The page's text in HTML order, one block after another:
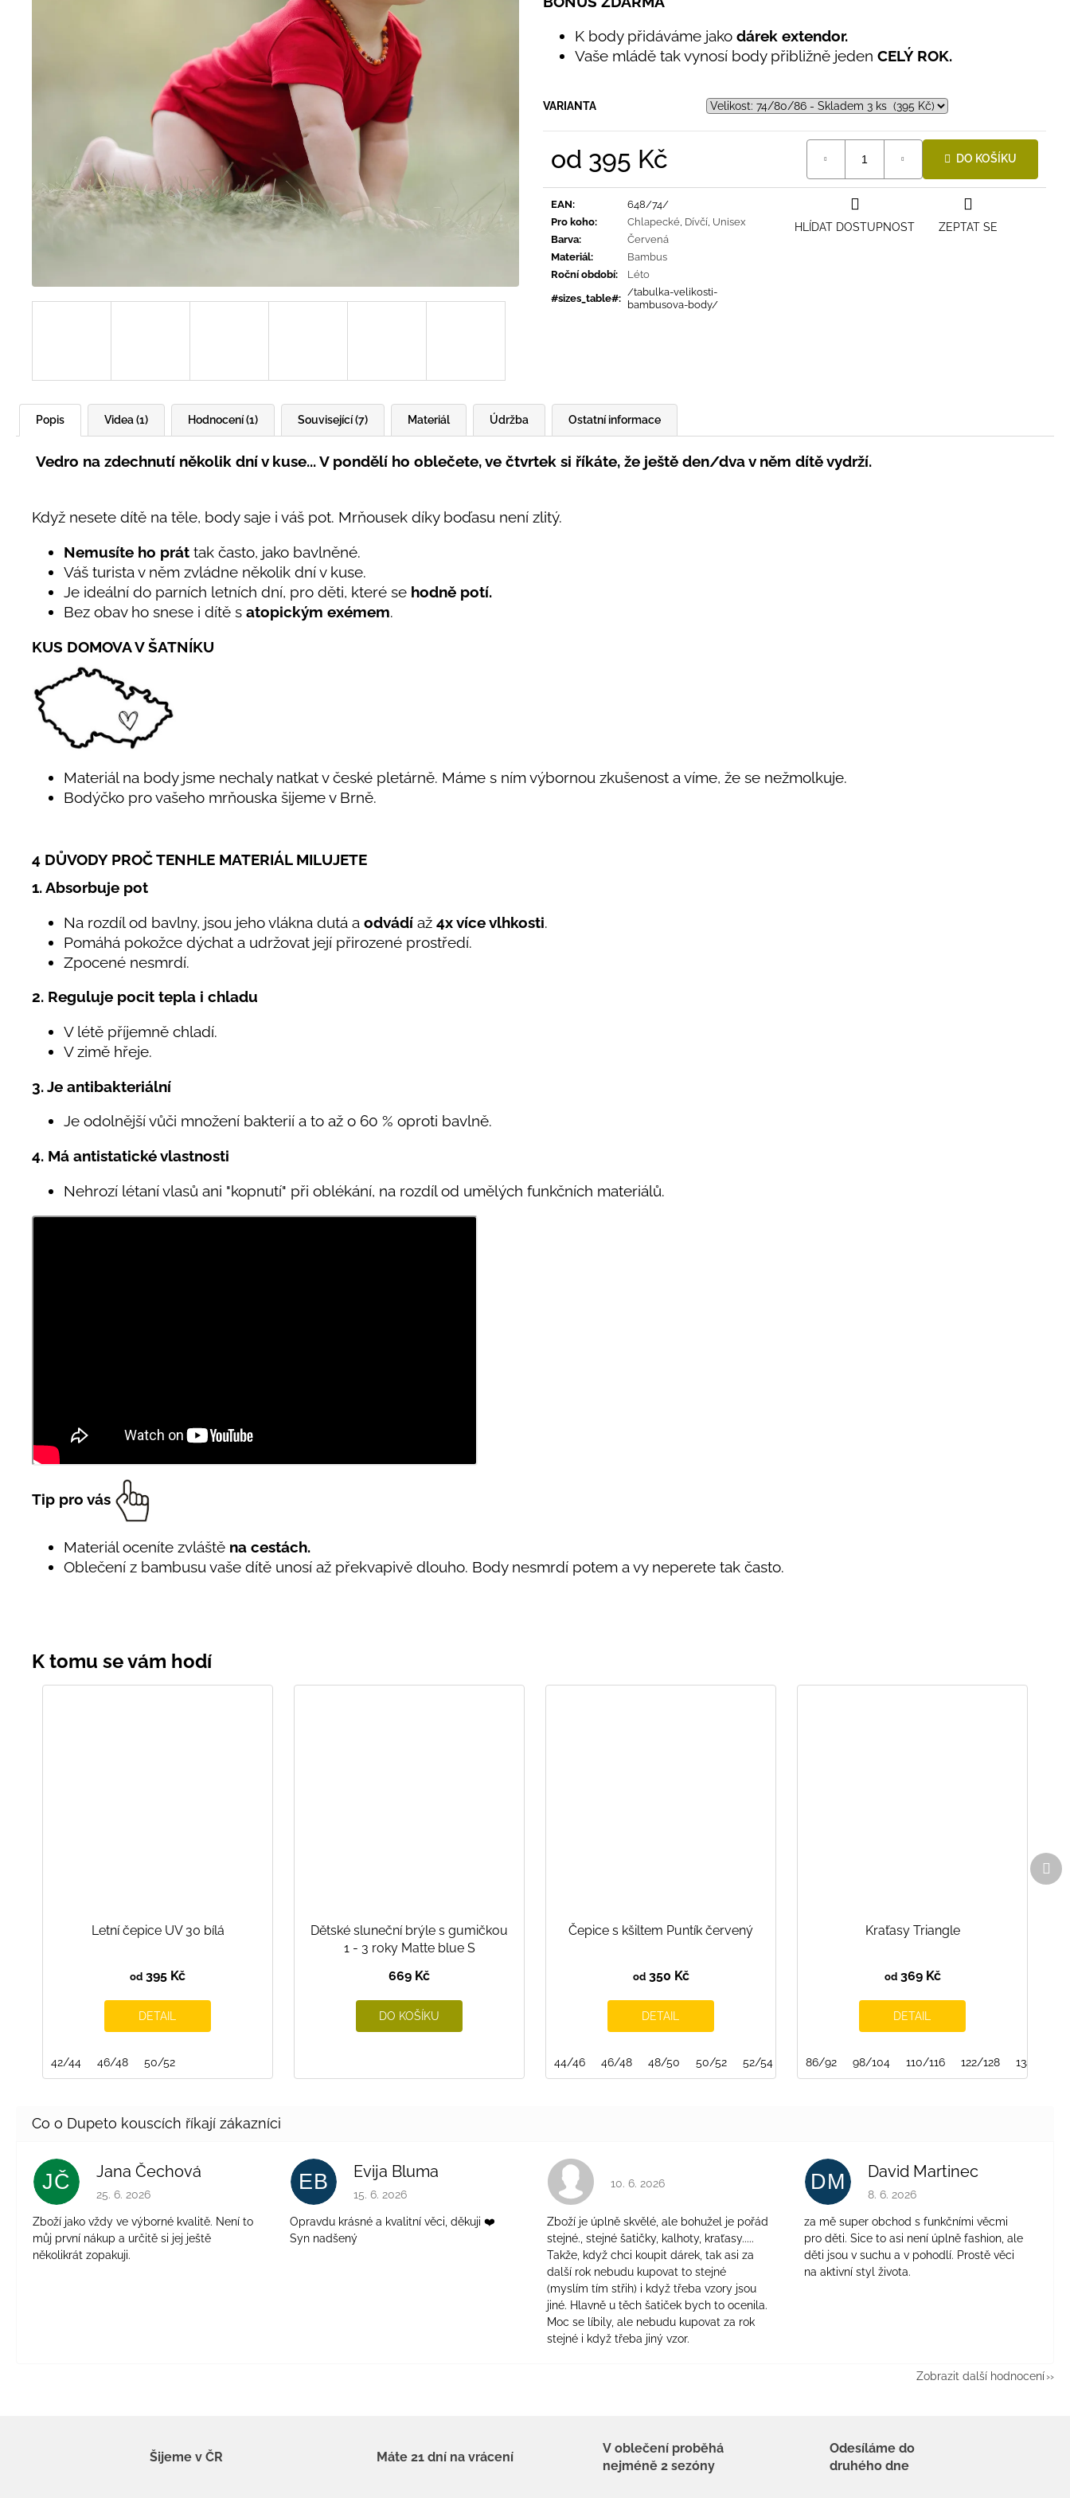
K body přidáváme jako dárek extendor.
Vaše mládě tak vynosí body přibližně jeden CELÝ ROK.
VARIANTA
od 395 Kč DO KOŠÍKU
EAN:
648/74/
Pro koho: Chlapecké Dívčí Unisex
Barva:
Červená
Materiál:
Bambus
Roční období:
Léto
#sizes_table#:
/tabulka-velikosti-
bambusova-body/
ZEPTAT SE
HLÍDAT DOSTUPNOST
Popis Videa (1) Hodnocení (1) Související (7) Ostatní informace
Materiál Údržba
Vedro na zdechnutí několik dní v kuse... V pondělí ho oblečete, ve čtvrtek si říkáte, že ještě den/dva v něm dítě vydrží.
Když nesete dítě na těle, body saje i váš pot. Mrňousek díky boďasu není zlitý.
Nemusíte ho prát tak často, jako bavlněné.
Váš turista v něm zvládne několik dní v kuse.
Je ideální do parních letních dní, pro děti, které se hodně potí.
Bez obav ho snese i dítě s atopickým exémem.
KUS DOMOVA V ŠATNÍKU
Materiál na body jsme nechaly natkat v české pletárně. Máme s ním výbornou zkušenost a víme, že se nežmolkuje.
Bodýčko pro vašeho mrňouska šijeme v Brně.
4 DŮVODY PROČ TENHLE MATERIÁL MILUJETE
1. Absorbuje pot
Na rozdíl od bavlny, jsou jeho vlákna dutá a odvádí až 4x více vlhkosti.
Pomáhá pokožce dýchat a udržovat její přirozené prostředí.
Zpocené nesmrdí.
2. Reguluje pocit tepla i chladu
V létě příjemně chladí.
V zimě hřeje.
3. Je antibakteriální
Je odolnější vůči množení bakterií a to až o 60 % oproti bavlně.
4. Má antistatické vlastnosti
Nehrozí létaní vlasů ani "kopnutí" při oblékání, na rozdíl od umělých funkčních materiálů.
Tip pro vás
Materiál oceníte zvláště na cestách.
Oblečení z bambusu vaše dítě unosí až překvapivě dlouho. Body nesmrdí potem a vy neperete tak často.
Letní čepice UV 30 bílá
od 395 Kč
DETAIL
42/44 46/48 50/52
Dětské sluneční brýle s gumičkou
1 - 3 roky Matte blue S
669 Kč
DO KOŠÍKU
Čepice s kšiltem Puntík červený
od350 Kč
DETAIL
44/46 46/48 48/50 50/52 52/54
Kraťasy Triangle
od369 Kč
DETAIL
86/92 98/104 110/116 122/128 134/140
JČ Jana Čechová
Hodnocení obchodu je 5 z 5 hvězdiček.
25. 6. 2026
Zboží jako vždy ve výborné kvalitě. Není to
můj první nákup a určitě si jej ještě
několikrát zopakuji.
EB Evija Bluma
Hodnocení obchodu je 5 z 5 hvězdiček.
15. 6. 2026
Opravdu krásné a kvalitní věci, děkuji ❤️
Syn nadšený
Hodnocení obchodu je 4 z 5 hvězdiček.
10. 6. 2026
Zboží je úplně skvělé, ale bohužel je pořád
stejné., stejné šatičky, kalhoty, kraťasy.....
Takže, když chci koupit dárek, tak asi za
další rok nebudu kupovat to stejné
(myslím tím střih) i když třeba vzory jsou
jiné. Hlavně u těch šatiček bych to ocenila.
Moc se líbily, ale nebudu kupovat za rok
stejné i když třeba jiný vzor.
DM David Martinec
Hodnocení obchodu je 5 z 5 hvězdiček.
8. 6. 2026
za mě super obchod s funkčními věcmi
pro děti. Sice to asi není úplně fashion, ale
děti jsou v suchu a v pohodlí. Prostě věci
na aktivní styl života.
Zobrazit další hodnocení
395 Kč
Šijeme v ČR Máte 21 dní na vrácení
V oblečení proběhá
nejméně 2 sezóny
Odesíláme do
druhého dne